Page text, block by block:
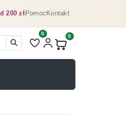
200 złPomocKontakt
Liczba pozycji na liście
0
Produkty w koszyku:
0